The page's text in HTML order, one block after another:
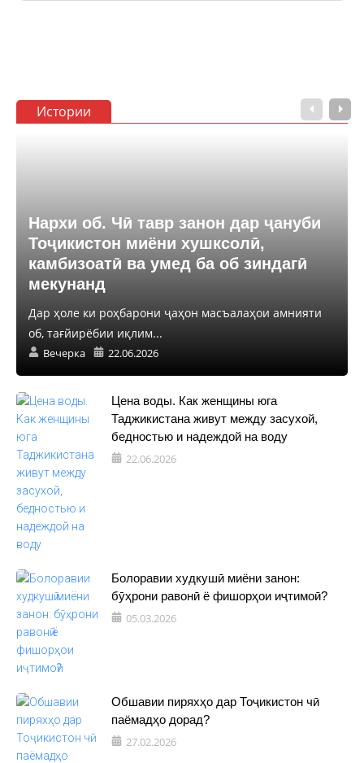
Истории
Нархи об. Чӣ тавр занон дар ҷануби
Тоҷикистон миёни хушксолӣ,
камбизоатӣ ва умед ба об зиндагӣ
мекунанд
Дар ҳоле ки роҳбарони ҷаҳон масъалаҳои амнияти
об, тағйирёбии иқлим...
Вечерка 22.06.2026
Цена воды. Как женщины юга
Таджикистана живут между засухой,
бедностью и надеждой на воду
22.06.2026
Болоравии худкушӣ миёни занон:
бӯҳрони равонӣ ё фишорҳои иҷтимоӣ?
05.03.2026
Обшавии пиряхҳо дар Тоҷикистон чӣ
паёмадҳо дорад?
27.02.2026